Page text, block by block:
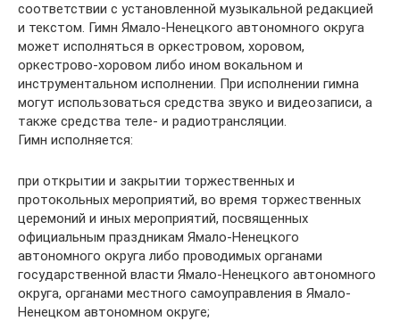
соответствии с установленной музыкальной редакцией
и текстом. Гимн Ямало-Ненецкого автономного округа
может исполняться в оркестровом, хоровом,
оркестрово-хоровом либо ином вокальном и
инструментальном исполнении. При исполнении гимна
могут использоваться средства звуко и видеозаписи, а
также средства теле- и радиотрансляции.
Гимн исполняется:
при открытии и закрытии торжественных и
протокольных мероприятий, во время торжественных
церемоний и иных мероприятий, посвященных
официальным праздникам Ямало-Ненецкого
автономного округа либо проводимых органами
государственной власти Ямало-Ненецкого автономного
округа, органами местного самоуправления в Ямало-
Ненецком автономном округе;